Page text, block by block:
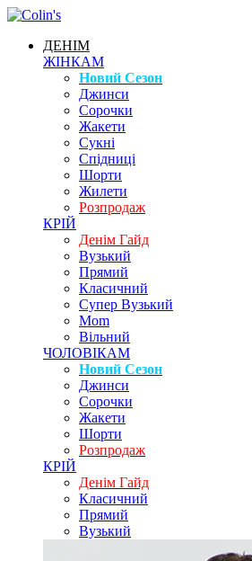
ДЕНІМ
ЖІНКАМ
Новий Сезон
Джинси
Сорочки
Жакети
Сукні
Спідниці
Шорти
Жилети
Розпродаж
КРІЙ
Денім Гайд
Вузький
Прямий
Класичний
Супер Вузький
Mom
Вільний
ЧОЛОВІКАМ
Новий Сезон
Джинси
Сорочки
Жакети
Шорти
Розпродаж
КРІЙ
Денім Гайд
Класичний
Прямий
Вузький